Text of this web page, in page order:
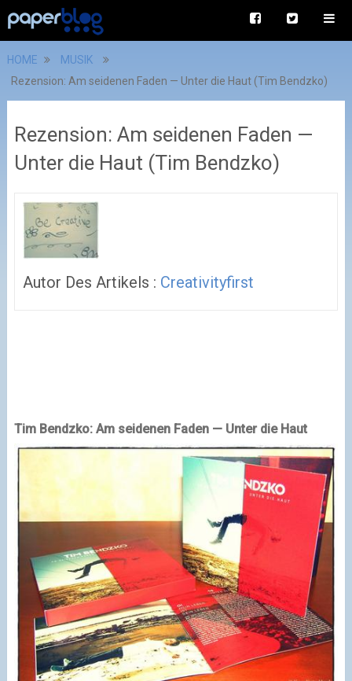
HOME
MUSIK
Rezension: Am seidenen Faden — Unter die Haut (Tim Bendzko)
Rezension: Am seidenen Faden —
Unter die Haut (Tim Bendzko)
Autor Des Artikels : Creativityfirst
Tim Bendzko: Am seidenen Faden — Unter die Haut